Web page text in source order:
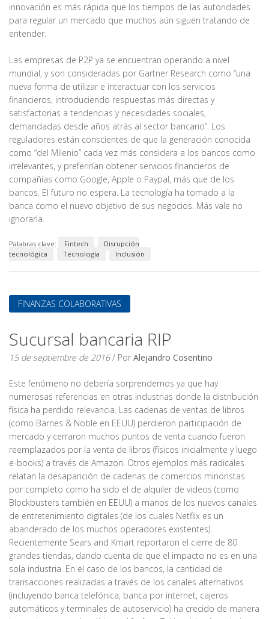
innovación es más rápida que los tiempos de las autoridades
para regular un mercado que muchos aún siguen tratando de
entender.
Las empresas de P2P ya se encuentran operando a nivel
mundial, y son consideradas por Gartner Research como “una
nueva forma de utilizar e interactuar con los servicios
financieros, introduciendo respuestas más directas y
satisfactorias a tendencias y necesidades sociales,
demandadas desde años atrás al sector bancario”. Los
reguladores están conscientes de que la generación conocida
como “del Milenio” cada vez más considera a los bancos como
irrelevantes, y preferirían obtener servicios financieros de
compañías como Google, Apple o Paypal, más que de los
bancos. El futuro no espera. La tecnología ha tomado a la
banca como el nuevo objetivo de sus negocios. Más vale no
ignorarla.
Palabras clave: Fintech
Disrupción
tecnológica
Tecnología Inclusión
FINANZAS COLABORATIVAS
Sucursal bancaria RIP
15 de septiembre de 2016/ Por Alejandro Cosentino
Este fenómeno no debería sorprendernos ya que hay
numerosas referencias en otras industrias donde la distribución
física ha perdido relevancia. Las cadenas de ventas de libros
(como Barnes & Noble en EEUU) perdieron participación de
mercado y cerraron muchos puntos de venta cuando fueron
reemplazados por la venta de libros (físicos inicialmente y luego
e-books) a través de Amazon. Otros ejemplos más radicales
relatan la desaparición de cadenas de comercios minoristas
por completo como ha sido el de alquiler de videos (como
Blockbusters también en EEUU) a manos de los nuevos canales
de entretenimiento digitales (de los cuales Netflix es un
abanderado de los muchos operadores existentes).
Recientemente Sears and Kmart reportaron el cierre de 80
grandes tiendas, dando cuenta de que el impacto no es en una
sola industria. En el caso de los bancos, la cantidad de
transacciones realizadas a través de los canales alternativos
(incluyendo banca telefónica, banca por internet, cajeros
automáticos y terminales de autoservicio) ha crecido de manera